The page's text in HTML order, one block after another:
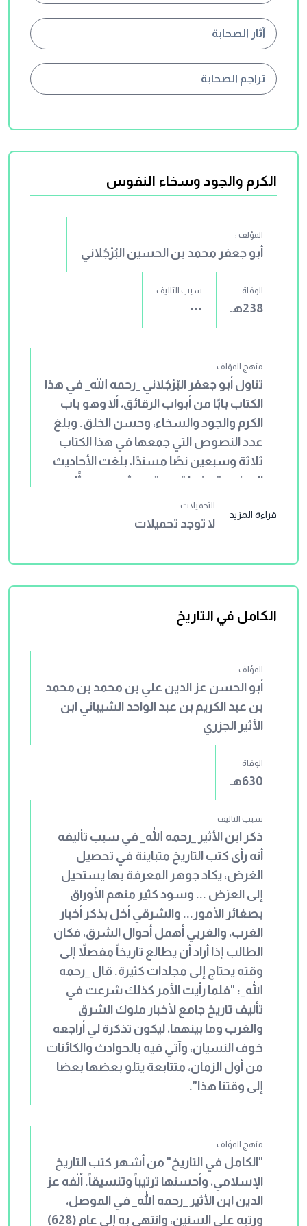
آثار الصحابة
تراجم الصحابة
الكرم والجود وسخاء النفوس
المؤلف :
أبو جعفر محمد بن الحسين البُرْجُلاني
الوفاة
238هـ
سبب التاليف
---
منهج المؤلف
تناول أبو جعفر البُرْجُلاني _رحمه الله_ في هذا
الكتاب بابًا من أبواب الرقائق، ألا وهو باب
الكرم والجود والسخاء، وحسن الخلق. وبلغ
عدد النصوص التي جمعها في هذا الكتاب
ثلاثة وسبعين نصًا مسندًا، بلغت الأحاديث
المرفوعة منها تسعة وعشرين حديثًا،
والموقوفة أربعة عشر أثرًا، والمقطوعة
ثلاثين أثرًا. ولم يقم المصنف بتعليق أو
قراءة المزيد
التحميلات :
لا توجد تحميلات
الكامل في التاريخ
المؤلف :
أبو الحسن عز الدين علي بن محمد بن محمد
بن عبد الكريم بن عبد الواحد الشيباني ابن
الأثير الجزري
الوفاة
630هـ
سبب التاليف
ذكر ابن الأثير _رحمه الله_ في سبب تأليفه
أنه رأى كتب التاريخ متباينة في تحصيل
الغرض، يكاد جوهر المعرفة بها يستحيل
إلى العرَض ... وسود كثير منهم الأوراق
بصغائر الأمور... والشرقي أخل بذكر أخبار
الغرب، والغربي أهمل أحوال الشرق، فكان
الطالب إذا أراد أن يطالع تاريخاً مفصلاً إلى
وقته يحتاج إلى مجلدات كثيرة. قال _رحمه
الله_: "فلما رأيت الأمر كذلك شرعت في
تأليف تاريخ جامع لأخبار ملوك الشرق
والغرب وما بينهما، ليكون تذكرة لي أراجعه
خوف النسيان، وآتي فيه بالحوادث والكائنات
من أول الزمان، متتابعة يتلو بعضها بعضا
إلى وقتنا هذا".
منهج المؤلف
"الكامل في التاريخ" من أشهر كتب التاريخ
الإسلامي، وأحسنها ترتيباً وتنسيقاً. ألّفه عز
الدين ابن الأثير _رحمه الله_ في الموصل،
ورتبه على السنين، وانتهى به إلى عام (628)